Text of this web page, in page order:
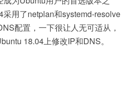
用了netplan和systemd-resolve
配置，一下很让人无可适从，
18.04上修改IP和DNS。